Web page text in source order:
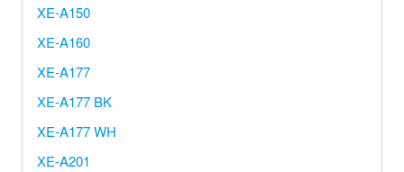
XE-A150
XE-A160
XE-A177
XE-A177 BK
XE-A177 WH
XE-A201